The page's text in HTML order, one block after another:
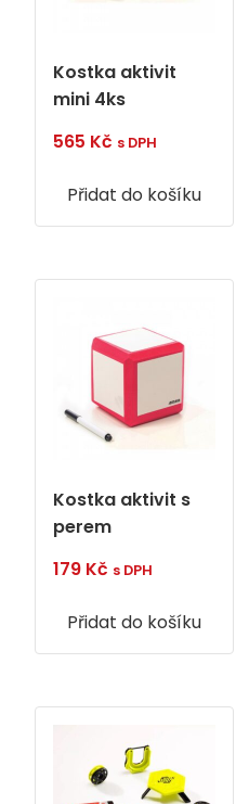
Kostka aktivit
mini 4ks
565 Kč s DPH
Přidat do košíku
Kostka aktivit s
perem
179 Kč s DPH
Přidat do košíku